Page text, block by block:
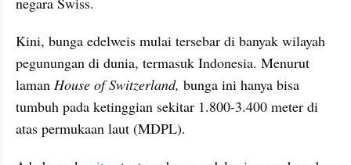
Kini, bunga edelweis mulai tersebar di banyak wilayah
pegunungan di dunia, termasuk Indonesia. Menurut
laman House of Switzerland, bunga ini hanya bisa
tumbuh pada ketinggian sekitar 1.800-3.400 meter di
atas permukaan laut (MDPL).